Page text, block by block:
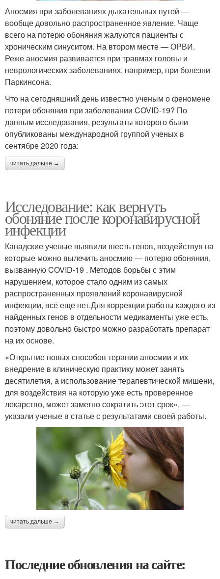
Аносмия при заболеваниях дыхательных путей —
вообще довольно распространенное явление. Чаще
всего на потерю обоняния жалуются пациенты с
хроническим синуситом. На втором месте — ОРВИ.
Реже аносмия развивается при травмах головы и
неврологических заболеваниях, например, при болезни
Паркинсона.
Что на сегодняшний день известно ученым о феномене
потери обоняния при заболевании COVID-19? По
данным исследования, результаты которого были
опубликованы международной группой ученых в
сентябре 2020 года:
читать дальше →
Исследование: как вернуть
обоняние после коронавирусной
инфекции
Канадские ученые выявили шесть генов, воздействуя на
которые можно вылечить аносмию — потерю обоняния,
вызванную COVID-19 . Методов борьбы с этим
нарушением, которое стало одним из самых
распространенных проявлений коронавирусной
инфекции, всё еще нет.Для коррекции работы каждого из
найденных генов в отдельности медикаменты уже есть,
поэтому довольно быстро можно разработать препарат
на их основе.
«Открытие новых способов терапии аносмии и их
внедрение в клиническую практику может занять
десятилетия, а использование терапевтической мишени,
для воздействия на которую уже есть проверенное
лекарство, может заметно сократить этот срок», —
указали ученые в статье с результатами своей работы.
читать дальше →
Последние обновления на сайте: